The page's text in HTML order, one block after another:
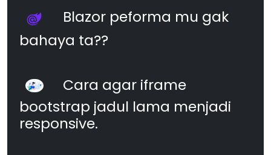
Blazor peforma mu gak
bahaya ta??
Cara agar iframe
bootstrap jadul lama menjadi
responsive.